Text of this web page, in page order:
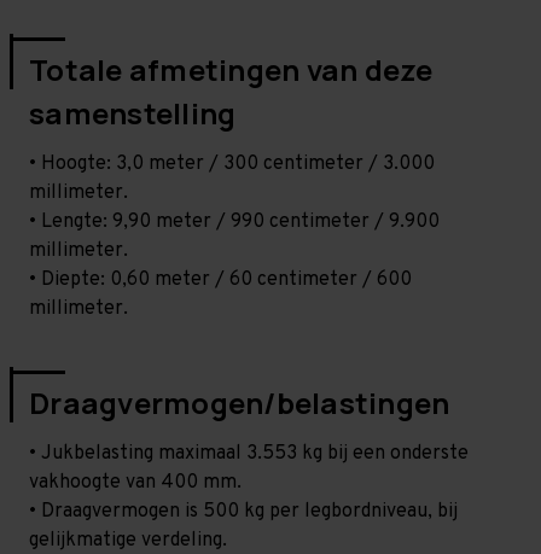
Totale afmetingen van deze
samenstelling
• Hoogte: 3,0 meter / 300 centimeter / 3.000
millimeter.
• Lengte: 9,90 meter / 990 centimeter / 9.900
millimeter.
• Diepte: 0,60 meter / 60 centimeter / 600
millimeter.
Draagvermogen/belastingen
• Jukbelasting maximaal 3.553 kg bij een onderste
vakhoogte van 400 mm.
• Draagvermogen is 500 kg per legbordniveau, bij
gelijkmatige verdeling.